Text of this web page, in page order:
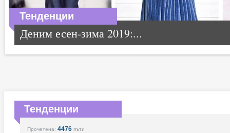
Тенденции
Деним есен-зима 2019:...
Тенденции
Прочетена: 4476 пъти